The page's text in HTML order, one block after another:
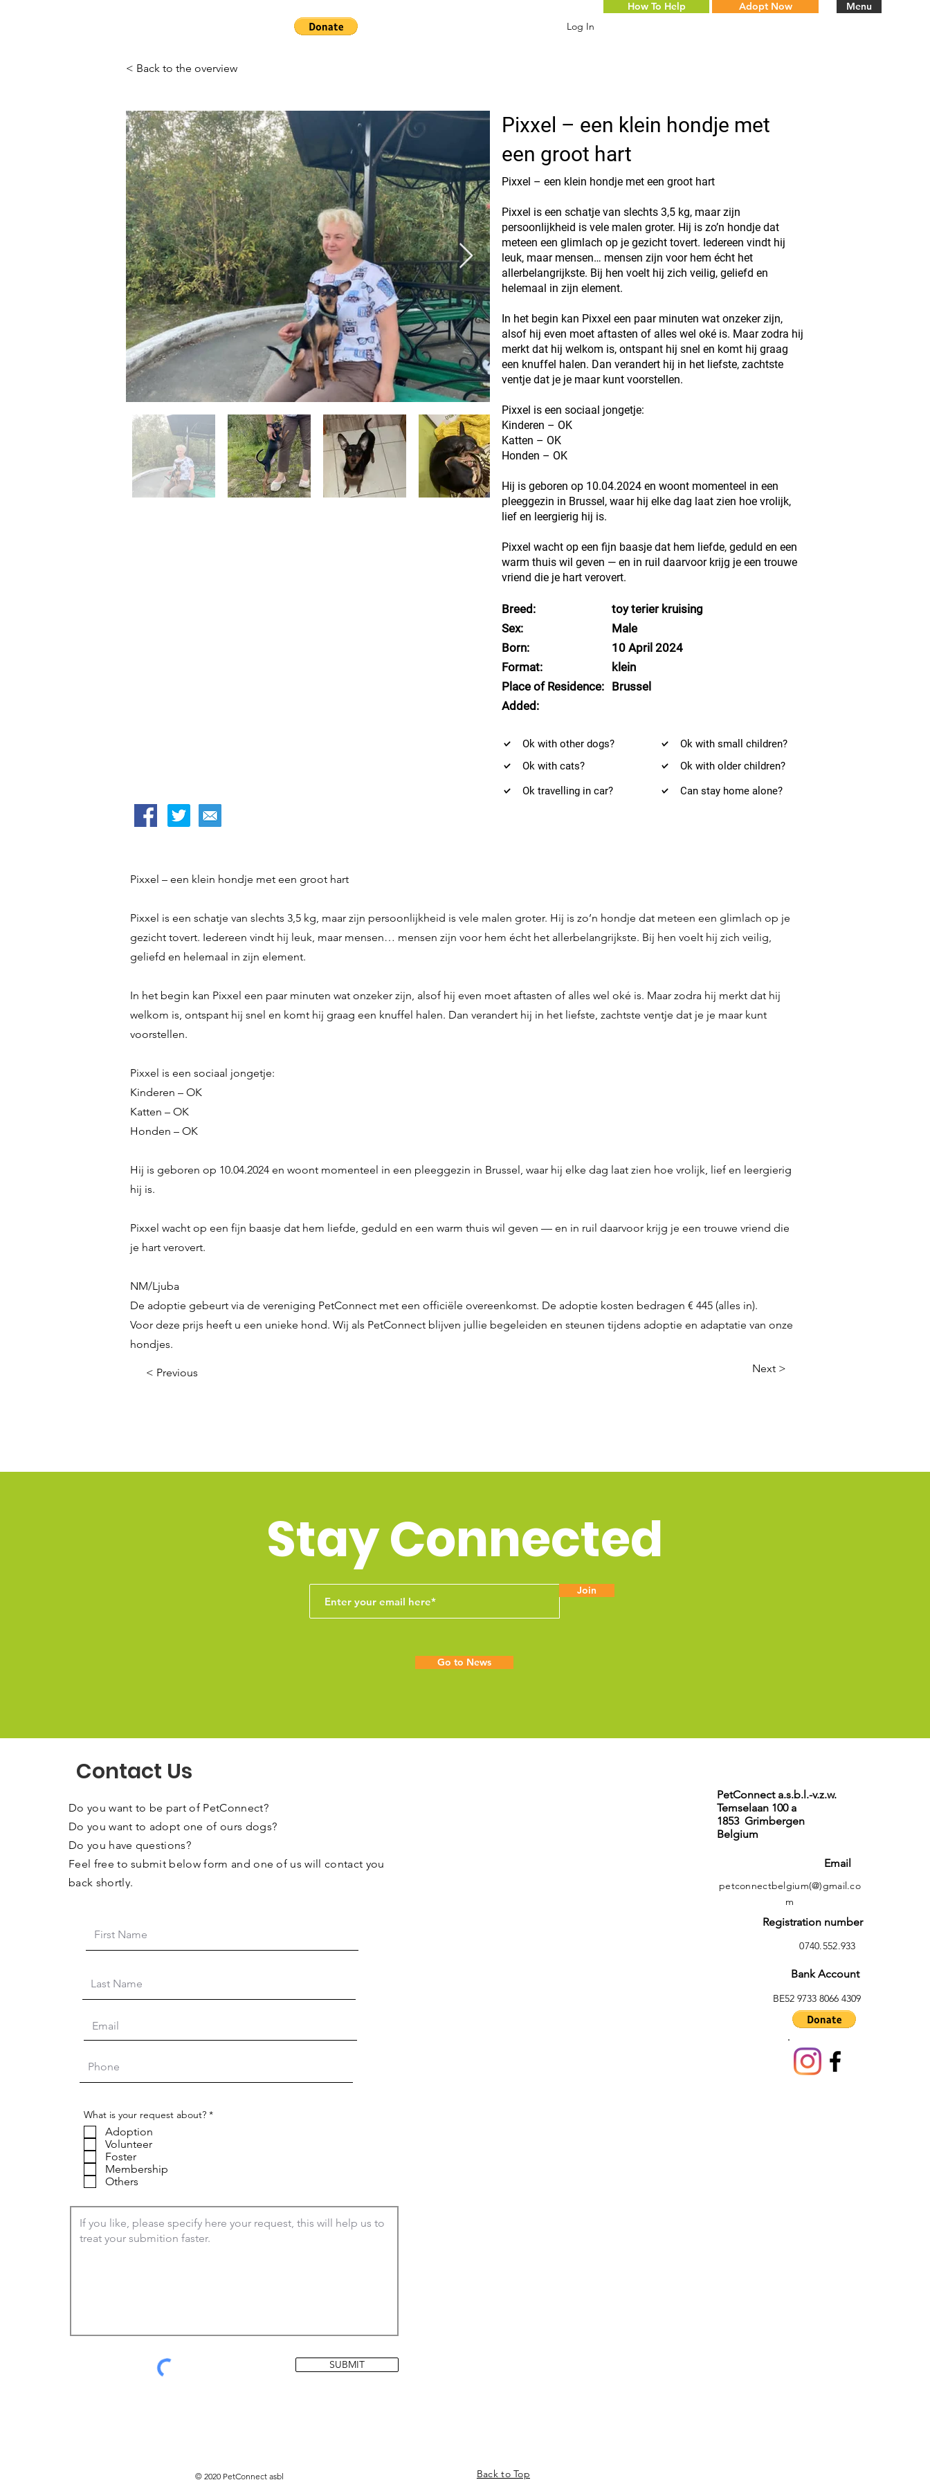
Log In
How To Help Adopt Now Menu
< Back to the overview
Pixxel – een klein hondje met
een groot hart
Pixxel – een klein hondje met een groot hart
Pixxel is een schatje van slechts 3,5 kg, maar zijn
persoonlijkheid is vele malen groter. Hij is zo’n hondje dat
meteen een glimlach op je gezicht tovert. Iedereen vindt hij
leuk, maar mensen… mensen zijn voor hem écht het
allerbelangrijkste. Bij hen voelt hij zich veilig, geliefd en
helemaal in zijn element.
In het begin kan Pixxel een paar minuten wat onzeker zijn,
alsof hij even moet aftasten of alles wel oké is. Maar zodra hij
merkt dat hij welkom is, ontspant hij snel en komt hij graag
een knuffel halen. Dan verandert hij in het liefste, zachtste
ventje dat je je maar kunt voorstellen.
Pixxel is een sociaal jongetje:
Kinderen – OK
Katten – OK
Honden – OK
Hij is geboren op 10.04.2024 en woont momenteel in een
pleeggezin in Brussel, waar hij elke dag laat zien hoe vrolijk,
lief en leergierig hij is.
Pixxel wacht op een fijn baasje dat hem liefde, geduld en een
warm thuis wil geven — en in ruil daarvoor krijg je een trouwe
vriend die je hart verovert.
Breed:
toy terier kruising
Sex:
Male
Born:
10 April 2024
Format:
klein
Place of Residence: Brussel
Added:
Ok with other dogs?
Ok with cats?
Ok travelling in car?
Ok with small children?
Ok with older children?
Can stay home alone?
Pixxel – een klein hondje met een groot hart
Pixxel is een schatje van slechts 3,5 kg, maar zijn persoonlijkheid is vele malen groter. Hij is zo’n hondje dat meteen een glimlach op je
gezicht tovert. Iedereen vindt hij leuk, maar mensen… mensen zijn voor hem écht het allerbelangrijkste. Bij hen voelt hij zich veilig,
geliefd en helemaal in zijn element.
In het begin kan Pixxel een paar minuten wat onzeker zijn, alsof hij even moet aftasten of alles wel oké is. Maar zodra hij merkt dat hij
welkom is, ontspant hij snel en komt hij graag een knuffel halen. Dan verandert hij in het liefste, zachtste ventje dat je je maar kunt
voorstellen.
Pixxel is een sociaal jongetje:
Kinderen – OK
Katten – OK
Honden – OK
Hij is geboren op 10.04.2024 en woont momenteel in een pleeggezin in Brussel, waar hij elke dag laat zien hoe vrolijk, lief en leergierig
hij is.
Pixxel wacht op een fijn baasje dat hem liefde, geduld en een warm thuis wil geven — en in ruil daarvoor krijg je een trouwe vriend die
je hart verovert.
NM/Ljuba
De adoptie gebeurt via de vereniging PetConnect met een officiële overeenkomst. De adoptie kosten bedragen € 445 (alles in).
Voor deze prijs heeft u een unieke hond. Wij als PetConnect blijven jullie begeleiden en steunen tijdens adoptie en adaptatie van onze
hondjes.
< Previous Next >
Stay Connected
Join
Go to News
Contact Us
Do you want to be part of PetConnect?
Do you want to adopt one of ours dogs?
Do you have questions?
Feel free to submit below form and one of us will contact you
back shortly.
What is your request about? *R
Adoption
Volunteer
Foster
Membership
Others
SUBMIT
PetConnect a.s.b.l.-v.z.w.
Temselaan 100 a
1853 Grimbergen
Belgium
Email
petconnectbelgium(@)gmail.co
m
Registration number
0740.552.933
Bank Account
BE52 9733 8066 4309
© 2020 PetConnect asbl Back to Top